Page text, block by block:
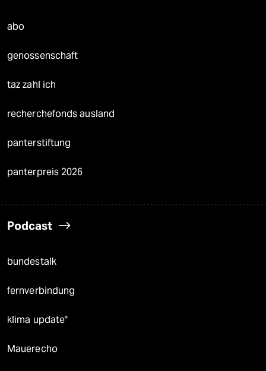
abo
genossenschaft
taz zahl ich
recherchefonds ausland
panterstiftung
panterpreis 2026
Podcast
bundestalk
fernverbindung
klima update°
Mauerecho